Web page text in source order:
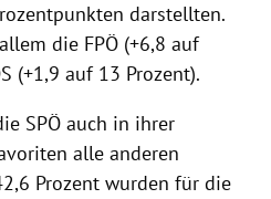
darstellten.
die FPÖ (+6,8 auf
(+1,9 auf 13 Prozent).
SPÖ auch in ihrer
alle anderen
Prozent wurden für die